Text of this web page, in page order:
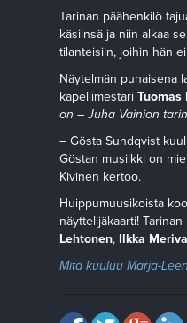
Tarinan päähenkilö
käsiinsä ja niin alkaa
tilanteisiin, joihin hän
Näytelmän punaisena
kapellimestari Tuomas
on – Juha Vainion
– Gösta Sundqvist
Göstan musiikki on
Kivinen kertoo.
Huippumuusikoista
näyttelijäkaarti!
Lehtonen, Ilkka
Mitä kuuluu Marja-